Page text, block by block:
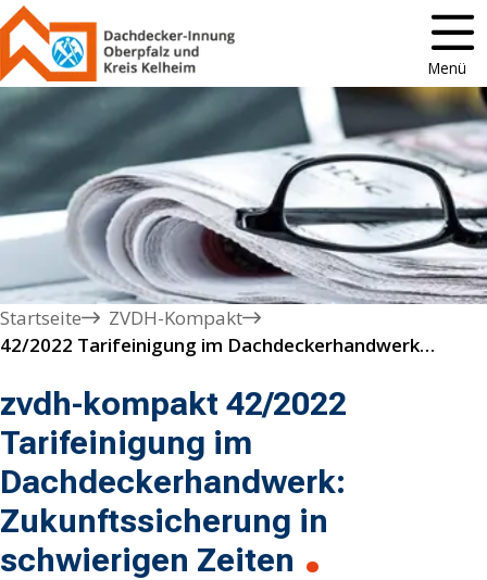
Menü
Startseite
ZVDH-Kompakt
42/2022 Tarifeinigung im Dachdeckerhandwerk: Zukunftssicherung in schwierigen Zeiten
zvdh-kompakt 42/2022
Tarifeinigung im
Dachdeckerhandwerk:
Zukunftssicherung in
schwierigen Zeiten